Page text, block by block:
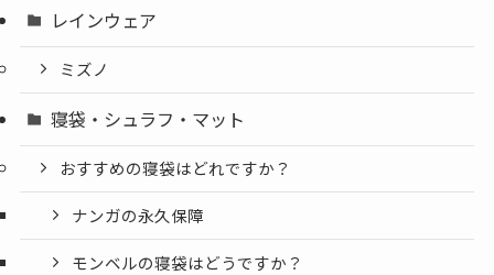
レインウェア
ミズノ
寝袋・シュラフ・マット
おすすめの寝袋はどれですか？
ナンガの永久保障
モンベルの寝袋はどうですか？